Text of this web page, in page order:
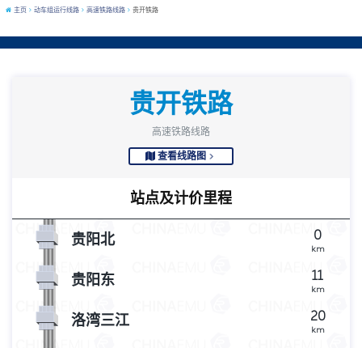
主页 动车组运行线路 高速铁路线路 贵开铁路
贵开铁路
高速铁路线路
查看线路图
站点及计价里程
0
km
贵阳北
11
km
贵阳东
20
km
洛湾三江